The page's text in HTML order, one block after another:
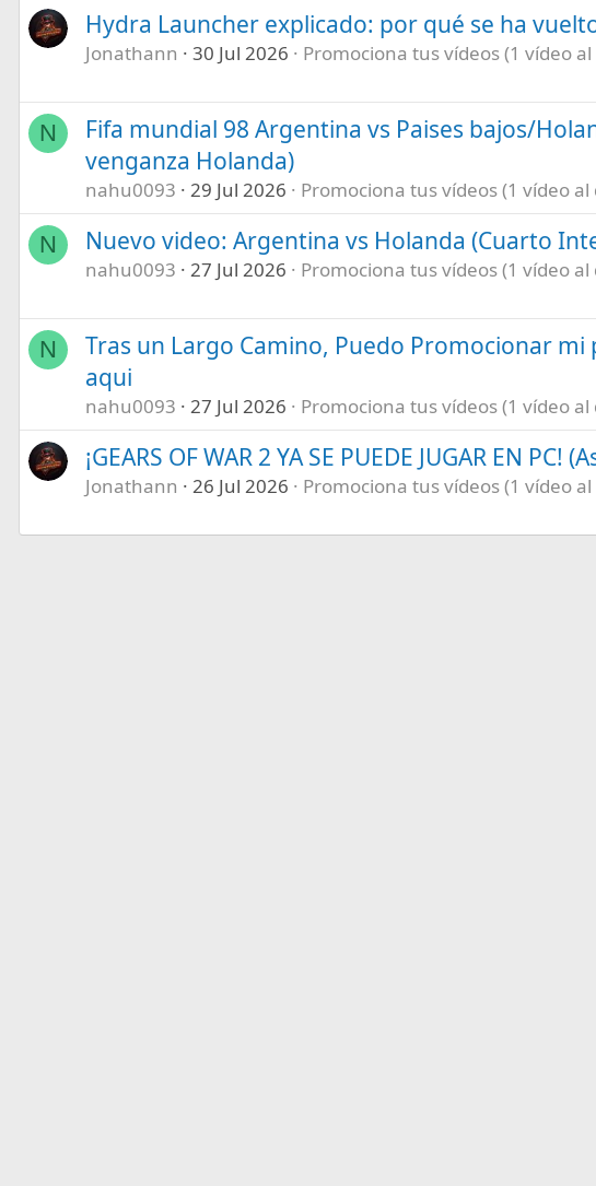
Hydra Launcher explicado: por qué se ha
Jonathann 30 Jul 2026 Promociona tus vídeos (1 vídeo al
N
Fifa mundial 98 Argentina vs Paises bajos/
venganza Holanda)
nahu0093 29 Jul 2026 Promociona tus vídeos (1 vídeo al
N Nuevo video: Argentina vs Holanda (Cuarto
nahu0093 27 Jul 2026 Promociona tus vídeos (1 vídeo al
N
Tras un Largo Camino, Puedo Promocionar mi
aqui
nahu0093 27 Jul 2026 Promociona tus vídeos (1 vídeo al
¡GEARS OF WAR 2 YA SE PUEDE JUGAR EN PC!
Jonathann 26 Jul 2026 Promociona tus vídeos (1 vídeo al